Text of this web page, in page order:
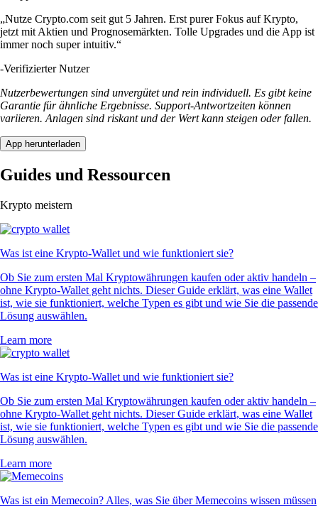
„Nutze Crypto.com seit gut 5 Jahren. Erst purer Fokus auf Krypto,
jetzt mit Aktien und Prognosemärkten. Tolle Upgrades und die App ist
immer noch super intuitiv.“
-Verifizierter Nutzer
Nutzerbewertungen sind unvergütet und rein individuell. Es gibt keine
Garantie für ähnliche Ergebnisse. Support-Antwortzeiten können
variieren. Anlagen sind riskant und der Wert kann steigen oder fallen.
App herunterladen
Guides und Ressourcen
Krypto meistern
Was ist eine Krypto-Wallet und wie funktioniert sie?
Ob Sie zum ersten Mal Kryptowährungen kaufen oder aktiv handeln –
ohne Krypto-Wallet geht nichts. Dieser Guide erklärt, was eine Wallet
ist, wie sie funktioniert, welche Typen es gibt und wie Sie die passende
Lösung auswählen.
Learn more
Was ist eine Krypto-Wallet und wie funktioniert sie?
Ob Sie zum ersten Mal Kryptowährungen kaufen oder aktiv handeln –
ohne Krypto-Wallet geht nichts. Dieser Guide erklärt, was eine Wallet
ist, wie sie funktioniert, welche Typen es gibt und wie Sie die passende
Lösung auswählen.
Learn more
Was ist ein Memecoin? Alles, was Sie über Memecoins wissen müssen